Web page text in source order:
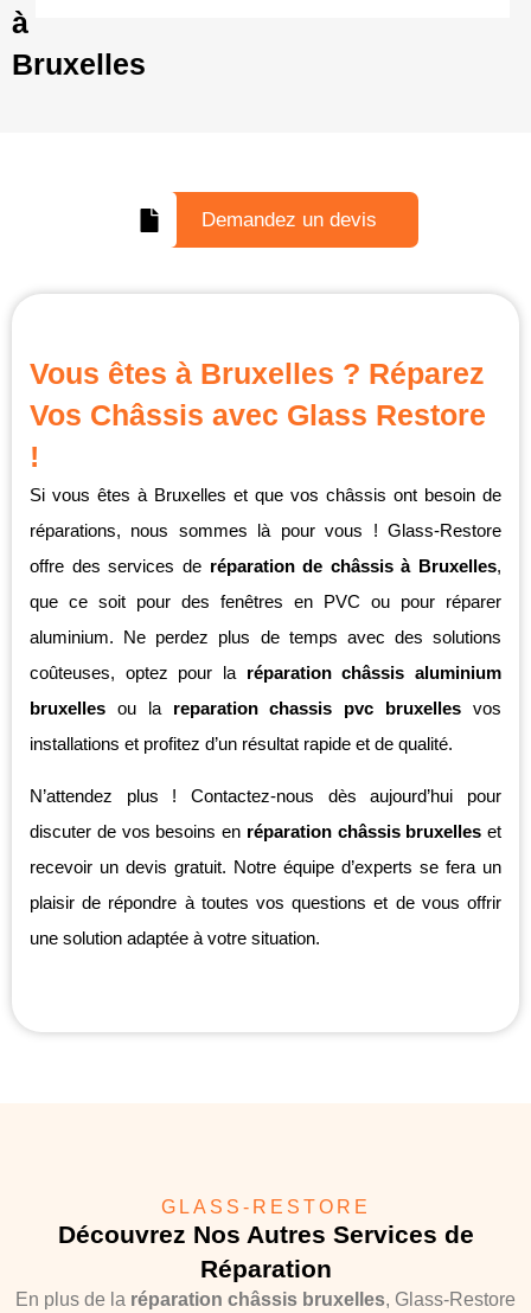
à
Bruxelles
Demandez un devis
Vous êtes à Bruxelles ? Réparez
Vos Châssis avec Glass Restore
!
Si vous êtes à Bruxelles et que vos châssis ont besoin de
réparations, nous sommes là pour vous ! Glass-Restore
offre des services de réparation de châssis à Bruxelles,
que ce soit pour des fenêtres en PVC ou pour réparer
aluminium. Ne perdez plus de temps avec des solutions
coûteuses, optez pour la réparation châssis aluminium
bruxelles ou la reparation chassis pvc bruxellesvos
installations et profitez d’un résultat rapide et de qualité.
N’attendez plus ! Contactez-nous dès aujourd’hui pour
discuter de vos besoins en réparation châssis bruxelles et
recevoir un devis gratuit. Notre équipe d’experts se fera un
plaisir de répondre à toutes vos questions et de vous offrir
une solution adaptée à votre situation.
GLASS-RESTORE
Découvrez Nos Autres Services de
Réparation
En plus de la réparation châssis bruxelles, Glass-Restore